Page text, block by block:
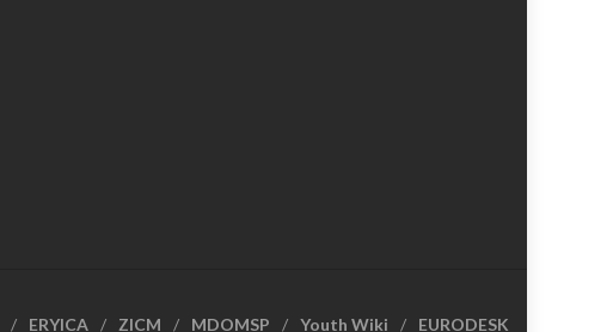
ERYICA ZICM MDOMSP Youth Wiki EURODESK